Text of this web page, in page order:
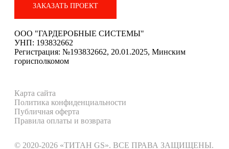
ЗАКАЗАТЬ ПРОЕКТ
ООО "ГАРДЕРОБНЫЕ СИСТЕМЫ"
УНП: 193832662
Регистрация: №193832662, 20.01.2025, Минским
горисполкомом
Карта сайта
Политика конфиденциальности
Публичная оферта
Правила оплаты и возврата
© 2020-2026 «ТИТАН GS». ВСЕ ПРАВА ЗАЩИЩЕНЫ.